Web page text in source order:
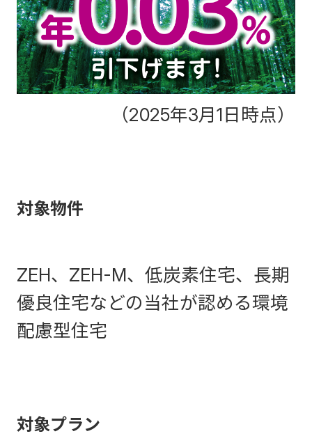
（2025年3月1日時点）
対象物件
ZEH、ZEH-M、低炭素住宅、長期
優良住宅などの当社が認める環境
配慮型住宅
対象プラン